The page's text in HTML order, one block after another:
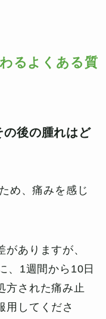
るよくある質
後の腫れはど
め、痛みを感じ
ありますが、
、1週間から10日
方された痛み止
用してくださ